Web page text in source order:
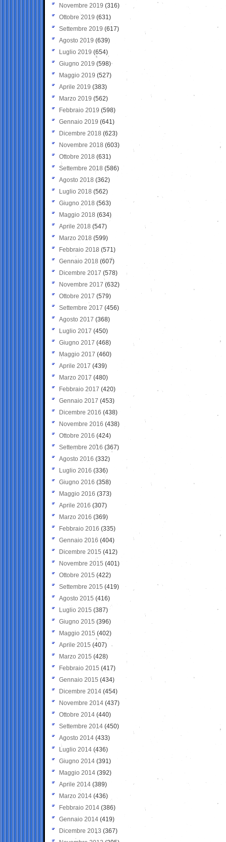
Novembre 2019 (316)
Ottobre 2019 (631)
Settembre 2019 (617)
Agosto 2019 (639)
Luglio 2019 (654)
Giugno 2019 (598)
Maggio 2019 (527)
Aprile 2019 (383)
Marzo 2019 (562)
Febbraio 2019 (598)
Gennaio 2019 (641)
Dicembre 2018 (623)
Novembre 2018 (603)
Ottobre 2018 (631)
Settembre 2018 (586)
Agosto 2018 (362)
Luglio 2018 (562)
Giugno 2018 (563)
Maggio 2018 (634)
Aprile 2018 (547)
Marzo 2018 (599)
Febbraio 2018 (571)
Gennaio 2018 (607)
Dicembre 2017 (578)
Novembre 2017 (632)
Ottobre 2017 (579)
Settembre 2017 (456)
Agosto 2017 (368)
Luglio 2017 (450)
Giugno 2017 (468)
Maggio 2017 (460)
Aprile 2017 (439)
Marzo 2017 (480)
Febbraio 2017 (420)
Gennaio 2017 (453)
Dicembre 2016 (438)
Novembre 2016 (438)
Ottobre 2016 (424)
Settembre 2016 (367)
Agosto 2016 (332)
Luglio 2016 (336)
Giugno 2016 (358)
Maggio 2016 (373)
Aprile 2016 (307)
Marzo 2016 (369)
Febbraio 2016 (335)
Gennaio 2016 (404)
Dicembre 2015 (412)
Novembre 2015 (401)
Ottobre 2015 (422)
Settembre 2015 (419)
Agosto 2015 (416)
Luglio 2015 (387)
Giugno 2015 (396)
Maggio 2015 (402)
Aprile 2015 (407)
Marzo 2015 (428)
Febbraio 2015 (417)
Gennaio 2015 (434)
Dicembre 2014 (454)
Novembre 2014 (437)
Ottobre 2014 (440)
Settembre 2014 (450)
Agosto 2014 (433)
Luglio 2014 (436)
Giugno 2014 (391)
Maggio 2014 (392)
Aprile 2014 (389)
Marzo 2014 (436)
Febbraio 2014 (386)
Gennaio 2014 (419)
Dicembre 2013 (367)